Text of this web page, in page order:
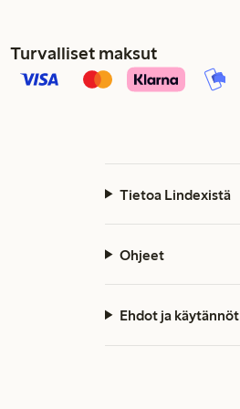
Turvalliset maksut
Tietoa Lindexistä
Ohjeet
Ehdot ja käytännöt